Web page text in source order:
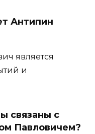
Антипин
является
и
связаны с
Павловичем?